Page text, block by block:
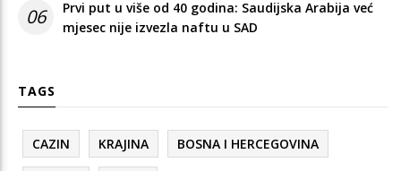
06
Prvi put u više od 40 godina: Saudijska Arabija već
mjesec nije izvezla naftu u SAD
TAGS
CAZIN KRAJINA BOSNA I HERCEGOVINA